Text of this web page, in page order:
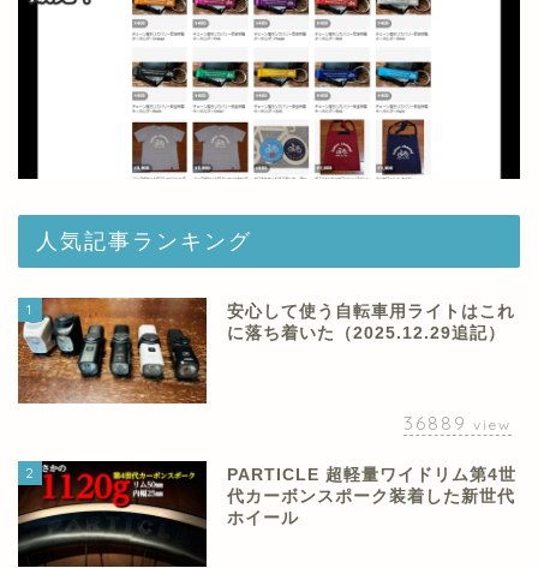
人気記事ランキング
1
安心して使う自転車用ライトはこれ
に落ち着いた（2025.12.29追記）
36889 view
2
PARTICLE 超軽量ワイドリム第4世
代カーボンスポーク装着した新世代
ホイール